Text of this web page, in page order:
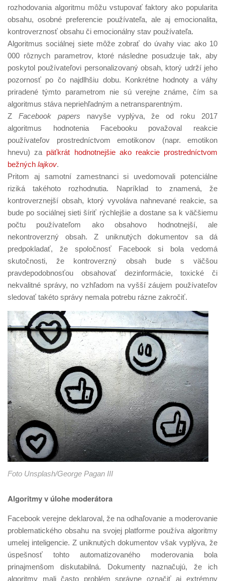
rozhodovania algoritmu môžu vstupovať faktory ako popularita
obsahu, osobné preferencie používateľa, ale aj emocionalita,
kontroverznosť obsahu či emocionálny stav používateľa.
Algoritmus sociálnej siete môže zobrať do úvahy viac ako 10
000 rôznych parametrov, ktoré následne posudzuje tak, aby
poskytol používateľovi personalizovaný obsah, ktorý udrží jeho
pozornosť po čo najdlhšiu dobu. Konkrétne hodnoty a váhy
priradené týmto parametrom nie sú verejne známe, čím sa
algoritmus stáva nepriehľadným a netransparentným.
Z Facebook papers navyše vyplýva, že od roku 2017
algoritmus hodnotenia Facebooku považoval reakcie
používateľov prostredníctvom emotikonov (napr. emotikon
hnevu) za päťkrát hodnotnejšie ako reakcie prostredníctvom
bežných lajkov.
Pritom aj samotní zamestnanci si uvedomovali potenciálne
riziká takéhoto rozhodnutia. Napríklad to znamená, že
kontroverznejší obsah, ktorý vyvoláva nahnevané reakcie, sa
bude po sociálnej sieti šíriť rýchlejšie a dostane sa k väčšiemu
počtu používateľom ako obsahovo hodnotnejší, ale
nekontroverzný obsah. Z uniknutých dokumentov sa dá
predpokladať, že spoločnosť Facebook si bola vedomá
skutočnosti, že kontroverzný obsah bude s väčšou
pravdepodobnosťou obsahovať dezinformácie, toxické či
nekvalitné správy, no vzhľadom na vyšší záujem používateľov
sledovať takéto správy nemala potrebu rázne zakročiť.
Foto Unsplash/George Pagan III
Algoritmy v úlohe moderátora
Facebook verejne deklaroval, že na odhaľovanie a moderovanie
problematického obsahu na svojej platforme používa algoritmy
umelej inteligencie. Z uniknutých dokumentov však vyplýva, že
úspešnosť tohto automatizovaného moderovania bola
prinajmenšom diskutabilná. Dokumenty naznačujú, že ich
algoritmy mali často problém správne označiť aj extrémny